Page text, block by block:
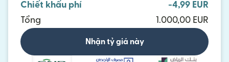
Chiết khấu phí
-4,99 EUR
Tổng
1.000,00 EUR
Nhận tỷ giá này